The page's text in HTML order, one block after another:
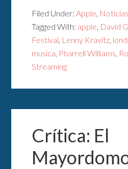
Filed Under: Apple Noticias
Tagged With: apple David
Festival Lenny Kravitz
musica Pharrell Williams
Streaming
Crítica: El